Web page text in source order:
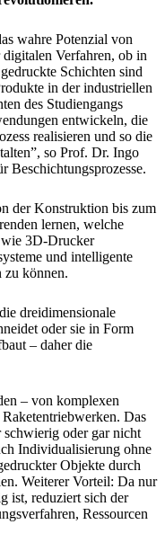
wahre Potenzial von
Verfahren, ob in
Schichten sind
in der industriellen
des Studiengangs
entwickeln, die
realisieren und so die
so Prof. Dr. Ingo
Beschichtungsprozesse.
der Konstruktion bis zum
lernen, welche
wie 3D-Drucker
und intelligente
können.
dreidimensionale
oder sie in Form
– daher die
– von komplexen
Das
oder gar nicht
Individualisierung ohne
Objekte durch
Weiterer Vorteil: Da nur
ist, reduziert sich der
Ressourcen